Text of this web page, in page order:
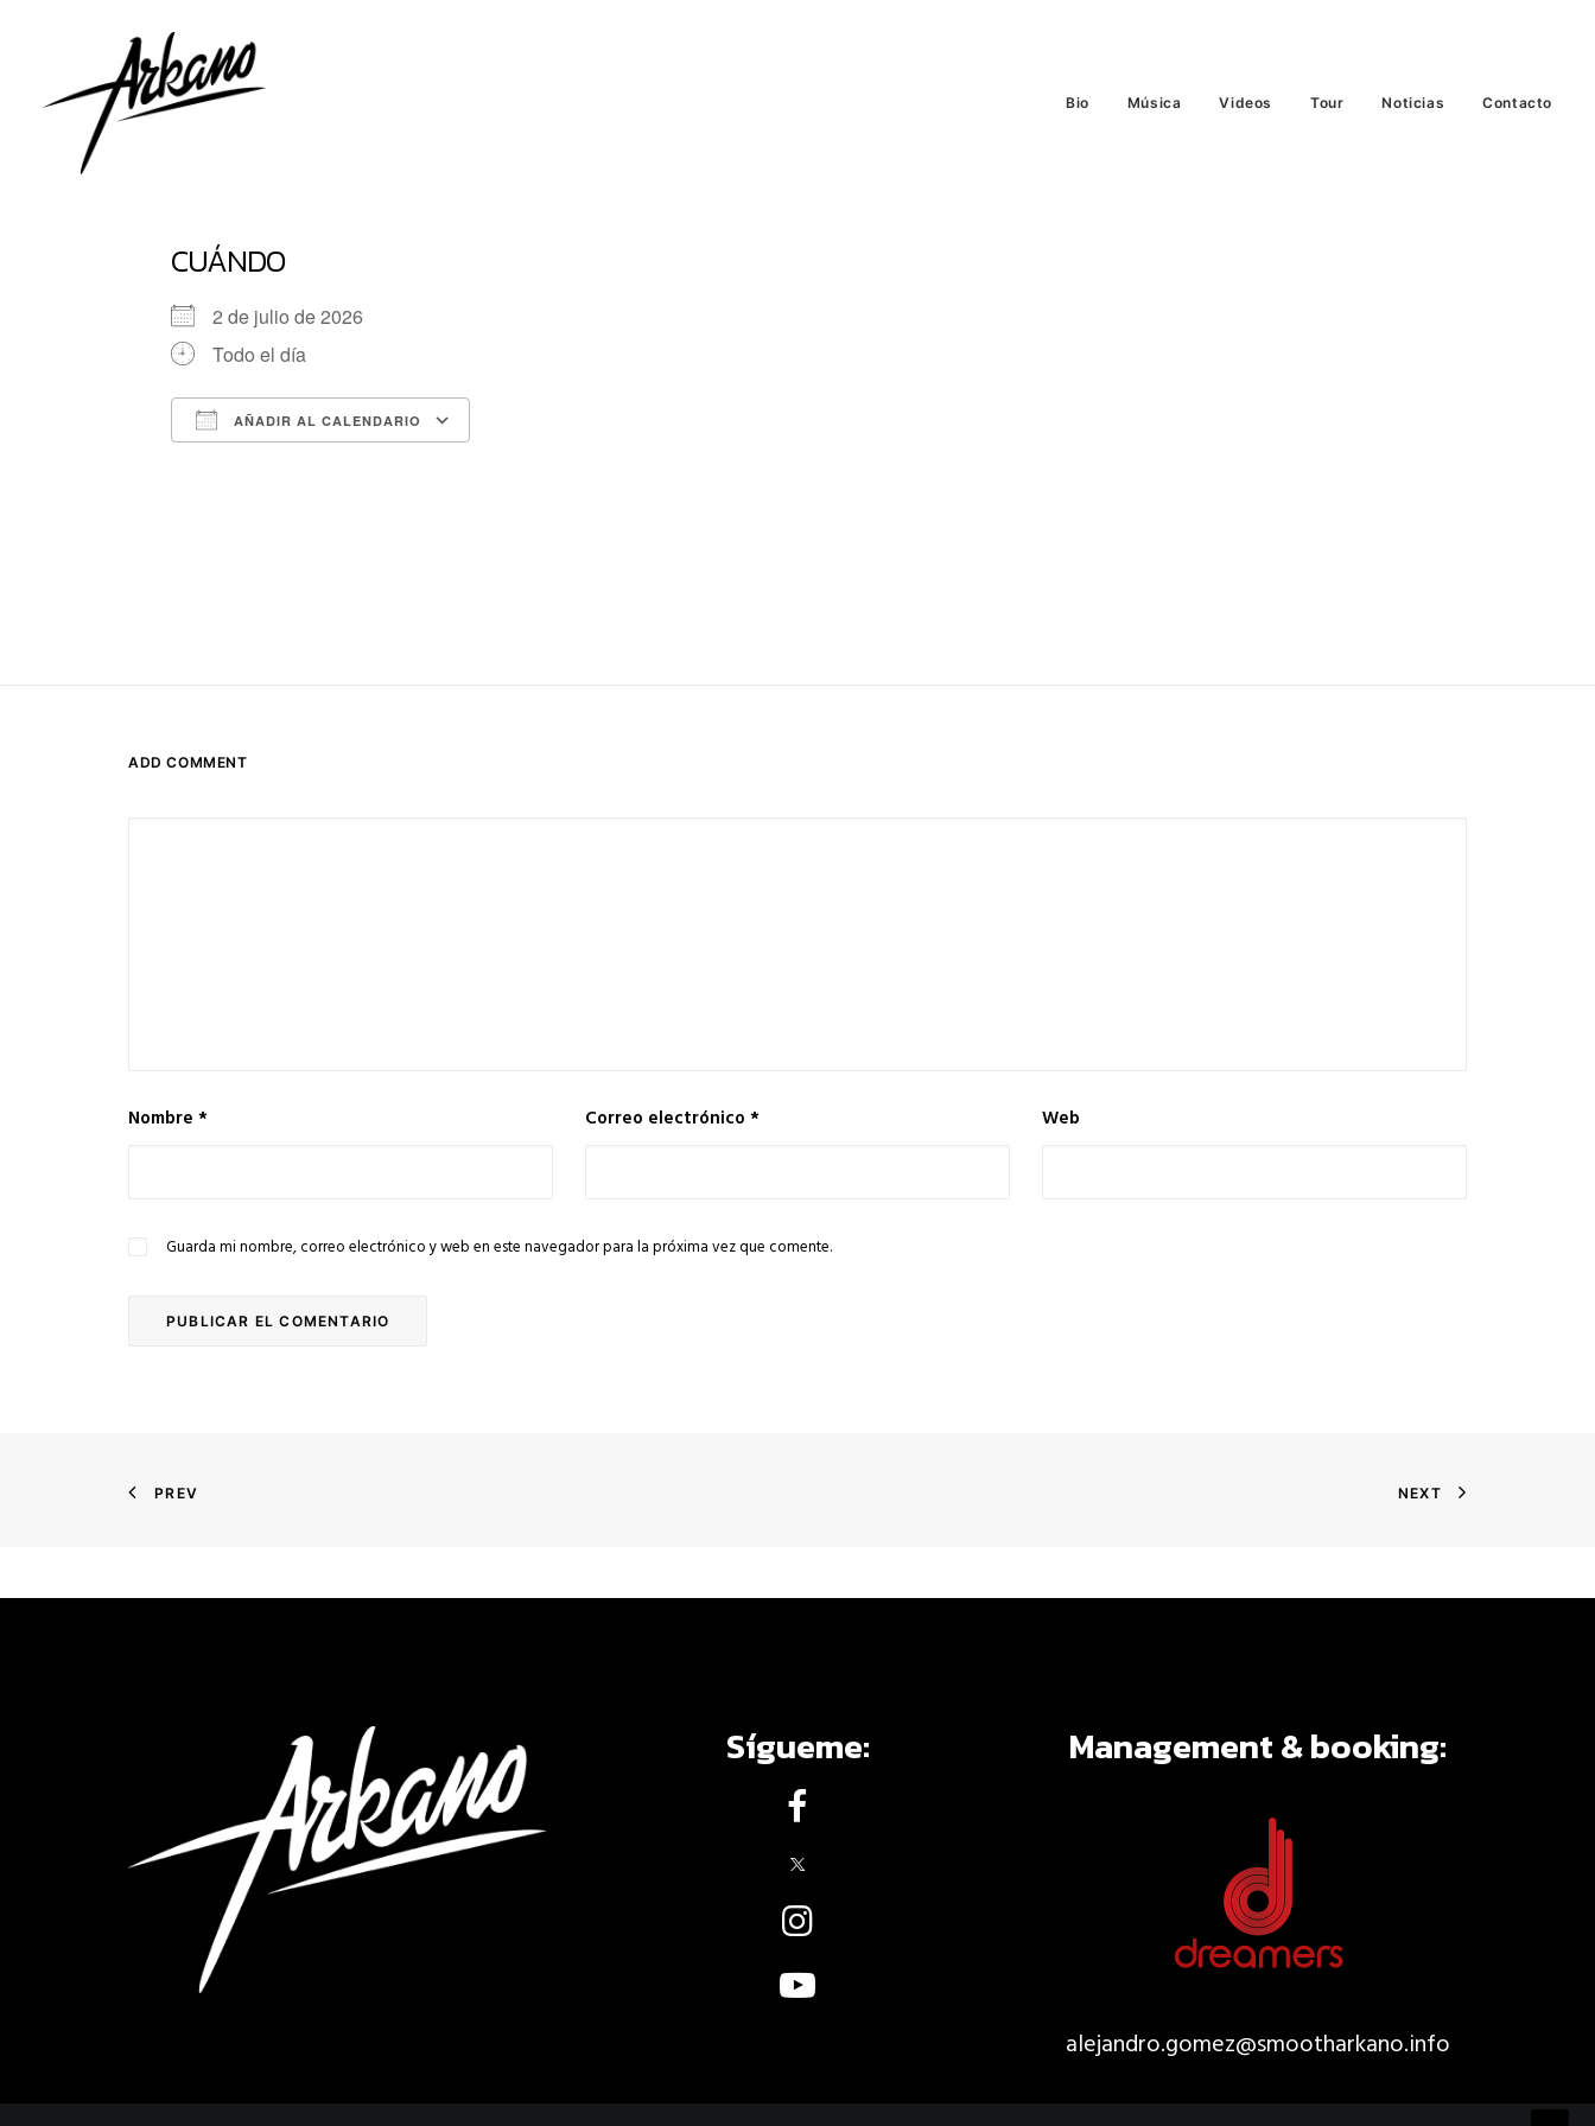
Bio Música Videos Tour Noticias Contacto
CUÁNDO
2 de julio de 2026
Todo el día
AÑADIR AL CALENDARIO
ADD COMMENT
Nombre * Correo electrónico * Web
Guarda mi nombre, correo electrónico y web en este navegador para la próxima vez que comente.
PREV NEXT
Sígueme: Management & booking:
alejandro.gomez@smootharkano.info